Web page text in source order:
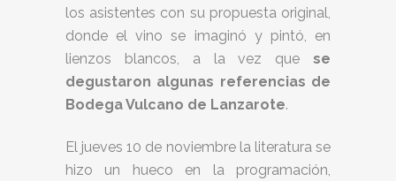
los asistentes con su propuesta original,
donde el vino se imaginó y pintó, en
lienzos blancos, a la vez que se
degustaron algunas referencias de
Bodega Vulcano de Lanzarote.
El jueves 10 de noviembre la literatura se
hizo un hueco en la programación,